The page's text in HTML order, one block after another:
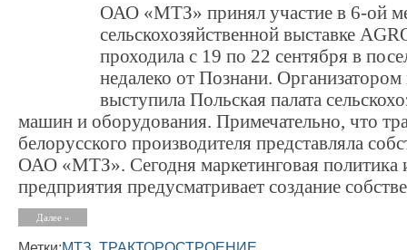
ОАО «МТЗ» принял участие в 6-ой
сельскохозяйственной выставке
проходила с 19 по 22 сентября в
недалеко от Познани.
выступила Польская палата
машин и оборудования. Примечательно, что
белорусского производителя представляла
ОАО «МТЗ». Сегодня маркетинговая политика
предприятия предусматривает создание
Далее »